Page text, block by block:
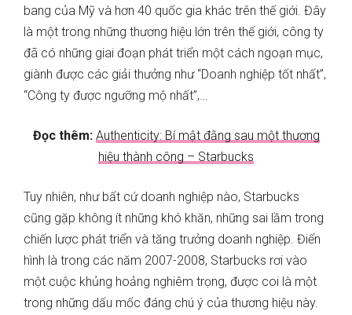
bang của Mỹ và hơn 40 quốc gia khác trên thế giới. Đây
là một trong những thương hiệu lớn trên thế giới, công ty
đã có những giai đoạn phát triển một cách ngoạn mục,
giành được các giải thưởng như “Doanh nghiệp tốt nhất”,
“Công ty được ngưỡng mộ nhất”,…
Đọc thêm: Authenticity: Bí mật đằng sau một thương
hiệu thành công – Starbucks
Tuy nhiên, như bất cứ doanh nghiệp nào, Starbucks
cũng gặp không ít những khó khăn, những sai lầm trong
chiến lược phát triển và tăng trưởng doanh nghiệp. Điển
hình là trong các năm 2007-2008, Starbucks rơi vào
một cuộc khủng hoảng nghiêm trọng, được coi là một
trong những dấu mốc đáng chú ý của thương hiệu này.